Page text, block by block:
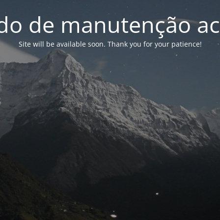
de manutenção
Site will be available soon. Thank you for your patience!